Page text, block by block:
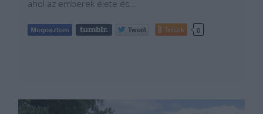
ahol az emberek élete és…
Tetszik 0